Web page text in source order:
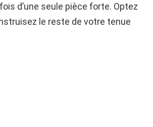
d’une seule pièce forte. Optez
le reste de votre tenue